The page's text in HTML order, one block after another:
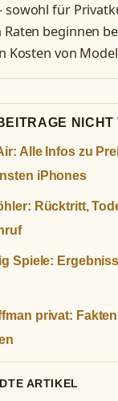
sowohl für
beginnen
Kosten von
NICHT
Alle Infos zu
iPhones
Rücktritt,
Spiele:
privat:
ARTIKEL